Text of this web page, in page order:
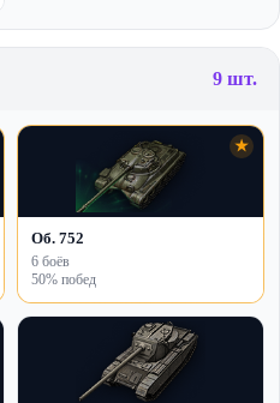
9 шт.
★
Об. 752
6 боёв
50% побед